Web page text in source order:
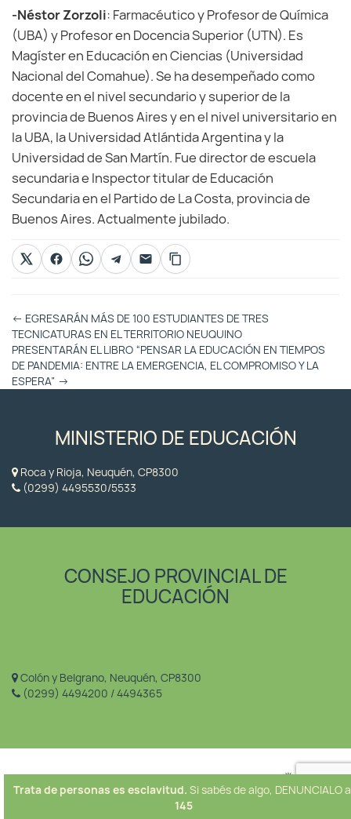
-Néstor Zorzoli: Farmacéutico y Profesor de Química
(UBA) y Profesor en Docencia Superior (UTN). Es
Magíster en Educación en Ciencias (Universidad
Nacional del Comahue). Se ha desempeñado como
docente en el nivel secundario y superior de la
provincia de Buenos Aires y en el nivel universitario en
la UBA, la Universidad Atlántida Argentina y la
Universidad de San Martín. Fue director de escuela
secundaria e Inspector titular de Educación
Secundaria en el Partido de La Costa, provincia de
Buenos Aires. Actualmente jubilado.
Otras
Entradas
← EGRESARÁN MÁS DE 100 ESTUDIANTES DE TRES
TECNICATURAS EN EL TERRITORIO NEUQUINO
PRESENTARÁN EL LIBRO “PENSAR LA EDUCACIÓN EN TIEMPOS
DE PANDEMIA: ENTRE LA EMERGENCIA, EL COMPROMISO Y LA
ESPERA” →
MINISTERIO DE EDUCACIÓN
Roca y Rioja, Neuquén, CP8300
(0299) 4495530/5533
CONSEJO PROVINCIAL DE
EDUCACIÓN
Colón y Belgrano, Neuquén, CP8300
(0299) 4494200 / 4494365
Trata de personas es esclavitud. Si sabés de algo, DENUNCIALO
145